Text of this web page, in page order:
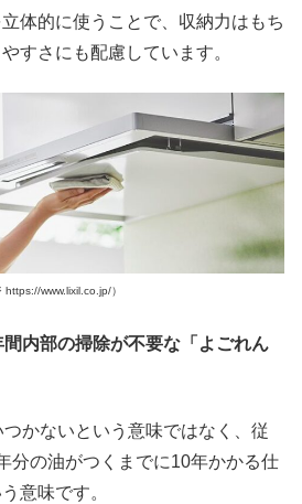
体的に使うことで、収納力はもち
すさにも配慮しています。
https://www.lixil.co.jp/）
内部の掃除が不要な「よごれん
かないという意味ではなく、従
分の油がつくまでに10年かかる仕
意味です。